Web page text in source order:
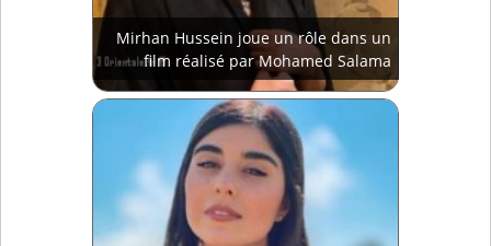
Mirhan Hussein joue un rôle dans un
film réalisé par Mohamed Salama